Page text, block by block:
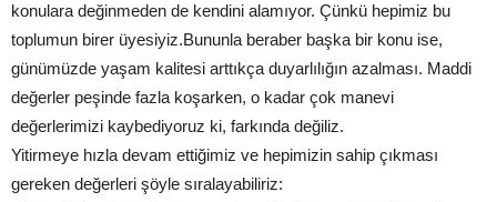
konulara değinmeden de kendini alamıyor. Çünkü hepimiz bu
toplumun birer üyesiyiz.Bununla beraber başka bir konu ise,
günümüzde yaşam kalitesi arttıkça duyarlılığın azalması. Maddi
değerler peşinde fazla koşarken, o kadar çok manevi
değerlerimizi kaybediyoruz ki, farkında değiliz.
Yitirmeye hızla devam ettiğimiz ve hepimizin sahip çıkması
gereken değerleri şöyle sıralayabiliriz: